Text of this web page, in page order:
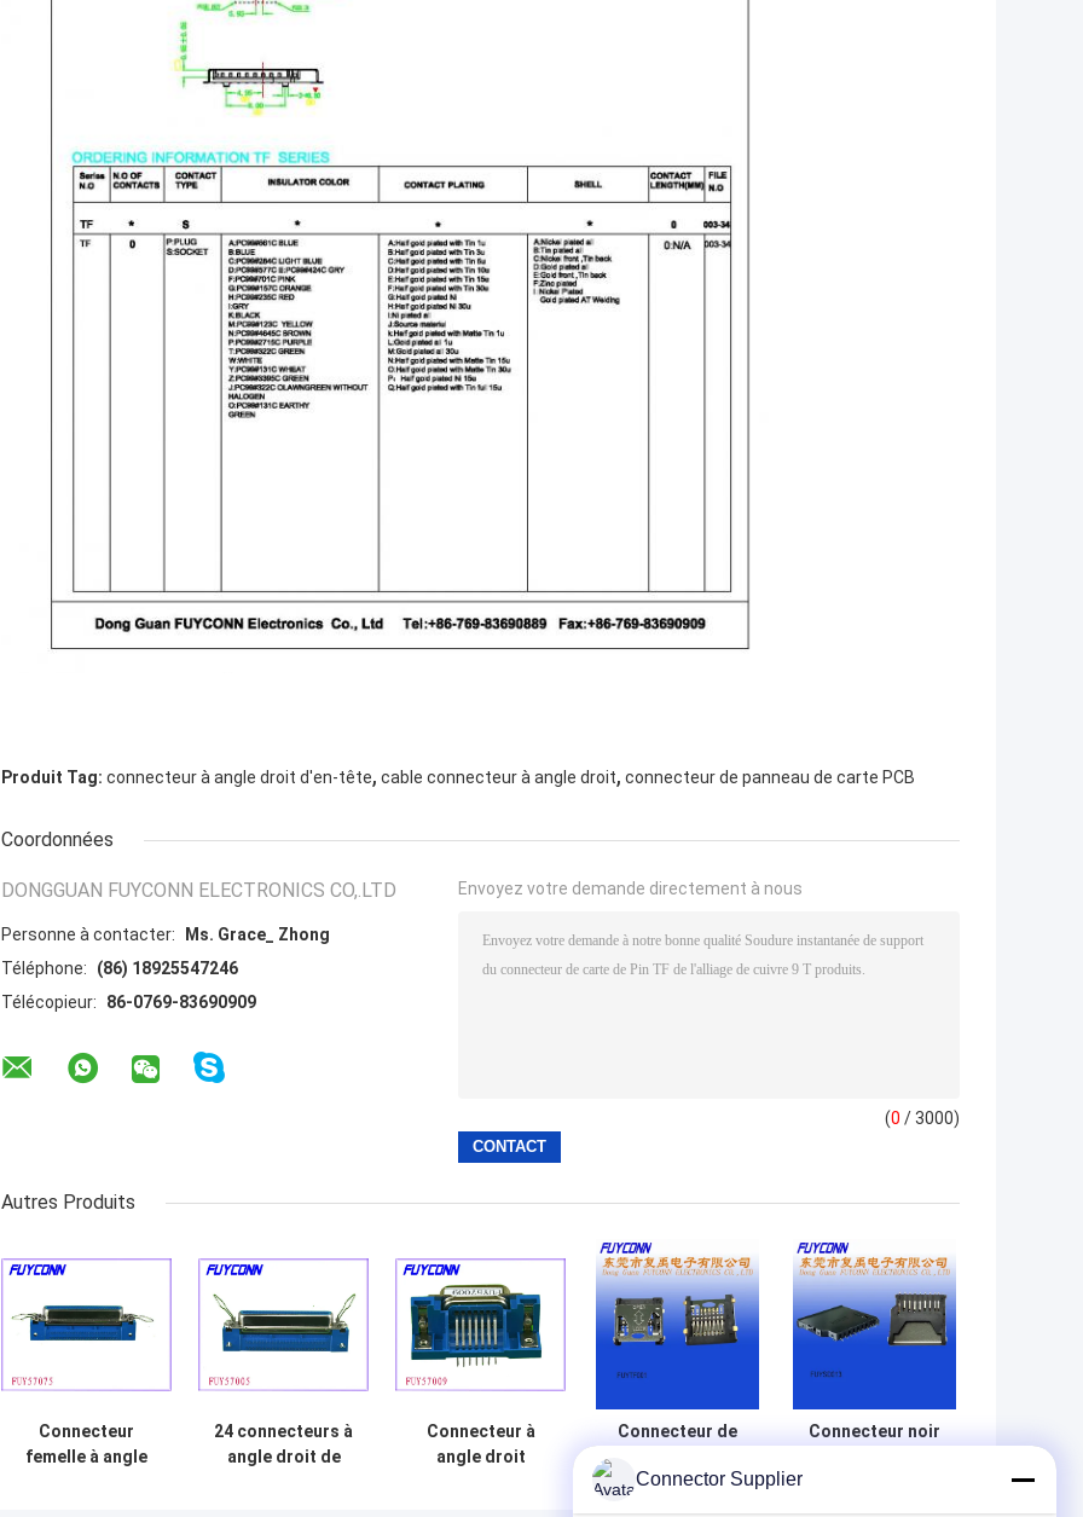
Produit Tag: connecteur à angle droit d'en-tête, cable connecteur à angle droit, connecteur de panneau de carte PCB
Coordonnées
DONGGUAN FUYCONN ELECTRONICS CO,.LTD
Personne à contacter:
Ms. Grace_ Zhong
Téléphone:
(86) 18925547246
Télécopieur:
86-0769-83690909
Envoyez votre demande directement à nous
(0 / 3000)
Autres Produits
Connecteur
femelle à angle
24 connecteurs à
angle droit de
Connecteur à
angle droit
Connecteur de
Pin TF de l'écart-
Connecteur noir
Connector Supplier